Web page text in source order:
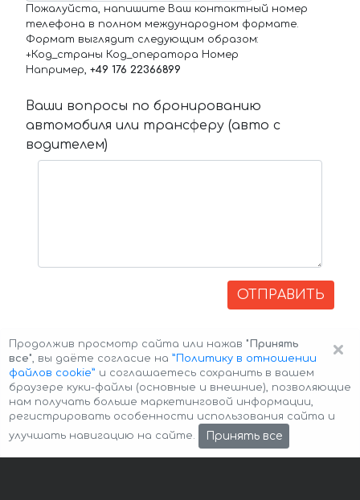
Пожалуйста, напишите Ваш контактный номер
телефона в полном международном формате.
Формат выглядит следующим образом:
+Код_страны Код_оператора Номер
Например, +49 176 22366899
Ваши вопросы по бронированию
автомобиля или трансферу (авто с
водителем)
ОТПРАВИТЬ
Авторские права © 2026 Авто-Аренда Cookie Policy
×
Продолжив просмотр сайта или нажав "Принять
все", вы даёте согласие на ”Политику в отношении
файлов cookie” и соглашаетесь сохранить в вашем
браузере куки-файлы (основные и внешние), позволяющие
нам получать больше маркетинговой информации,
регистрировать особенности использования сайта и
улучшать навигацию на сайте.
Принять все